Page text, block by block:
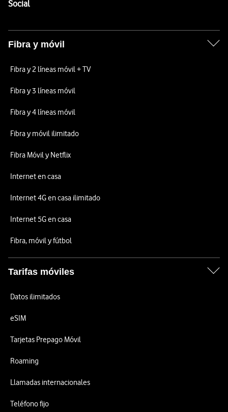
SocialEnlaces a las redes sociales de Vodafone
Fibra y móvil
Fibra y 2 líneas móvil + TV
Fibra y 3 líneas móvil
Fibra y 4 líneas móvil
Fibra y móvil ilimitado
Fibra Móvil y Netflix
Internet en casa
Internet 4G en casa ilimitado
Internet 5G en casa
Fibra, móvil y fútbol
Tarifas móviles
Datos ilimitados
eSIM
Tarjetas Prepago Móvil
Roaming
Llamadas internacionales
Teléfono fijo